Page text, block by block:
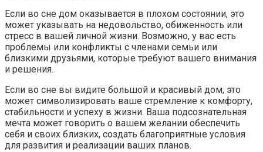
Если во сне дом оказывается в плохом состоянии, это
может указывать на недовольство, обиженность или
стресс в вашей личной жизни. Возможно, у вас есть
проблемы или конфликты с членами семьи или
близкими друзьями, которые требуют вашего внимания
и решения.
Если во сне вы видите большой и красивый дом, это
может символизировать ваше стремление к комфорту,
стабильности и успеху в жизни. Ваша подсознательная
мечта может говорить о вашем желании обеспечить
себя и своих близких, создать благоприятные условия
для развития и реализации ваших планов.